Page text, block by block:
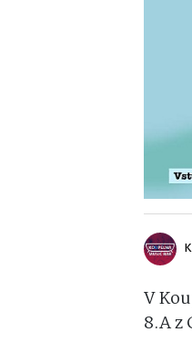
V
8.A z